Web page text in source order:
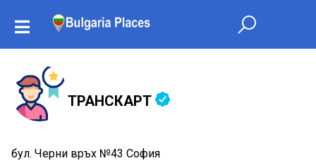
ТРАНСКАРТ
бул. Черни връх №43 София